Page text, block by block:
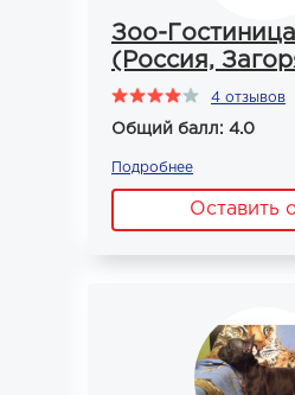
Зоо-
(Россия,
4 отзывов
Общий балл: 4.0
Подробнее
Оставить